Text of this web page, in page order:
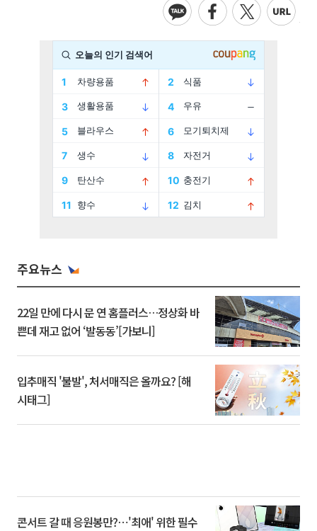
주요뉴스
22일 만에 다시 문 연 홈플러스…정상화 바
쁜데 재고 없어 ‘발동동’[가보니]
입추매직 '불발', 처서매직은 올까요? [해
시태그]
콘서트 갈 때 응원봉만?⋯'최애' 위한 필수